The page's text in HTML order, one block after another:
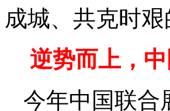
成城、共克时
逆势而上，
今年中国联合